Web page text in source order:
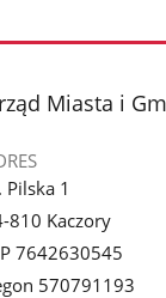
Miasta i
Pilska 1
810 Kaczory
7642630545
570791193